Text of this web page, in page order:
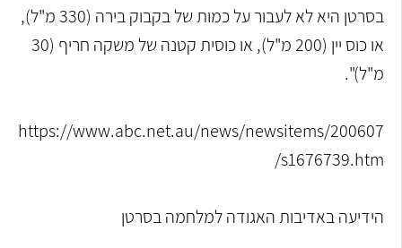
בסרטן היא לא לעבור על כמות של בקבוק בירה (330 מ"ל),
או כוס יין (200 מ"ל), או כוסית קטנה של משקה חריף (30
מ"ל)".
https://www.abc.net.au/news/newsitems/200607
/s1676739.htm
הידיעה באדיבות האגודה למלחמה בסרטן